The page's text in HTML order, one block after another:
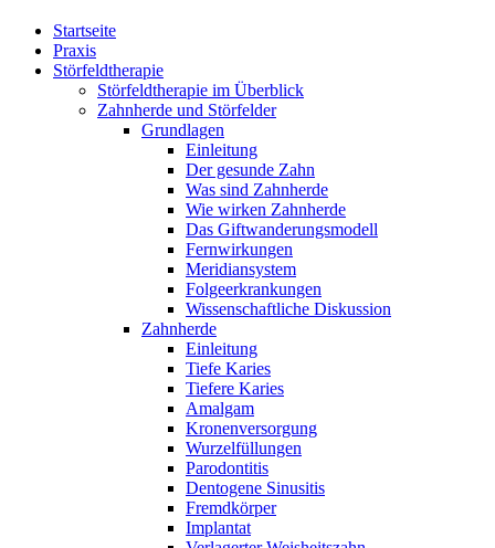
Startseite
Praxis
Störfeldtherapie
Störfeldtherapie im Überblick
Zahnherde und Störfelder
Grundlagen
Einleitung
Der gesunde Zahn
Was sind Zahnherde
Wie wirken Zahnherde
Das Gift­wanderungs­modell
Fernwirkungen
Meridian­system
Folge­erkrankungen
Wissen­schaftliche Diskussion
Zahnherde
Einleitung
Tiefe Karies
Tiefere Karies
Amalgam
Kronen­versorgung
Wurzel­füllungen
Paro­dontitis
Dento­gene Sinusitis
Fremdkörper
Implantat